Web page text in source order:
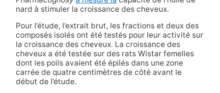
nard à stimuler la croissance des cheveux.
Pour l’étude, l’extrait brut, les fractions et deux des
composés isolés ont été testés pour leur activité sur
la croissance des cheveux. La croissance des
cheveux a été testée sur des rats Wistar femelles
dont les poils avaient été épilés dans une zone
carrée de quatre centimètres de côté avant le
début de l’étude.